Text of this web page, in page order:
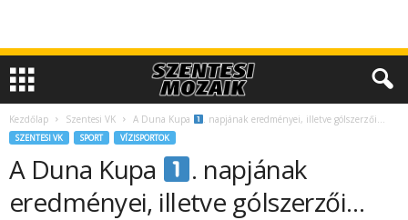
Kezdőlap Szentesi VK A Duna Kupa . napjának eredményei, illetve gólszerzői…
SZENTESI VK SPORT VÍZISPORTOK
A Duna Kupa
. napjának
eredményei, illetve gólszerzői…